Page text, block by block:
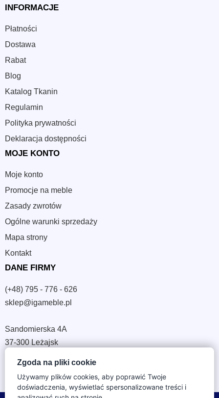
INFORMACJE
Płatności
Dostawa
Rabat
Blog
Katalog Tkanin
Regulamin
Polityka prywatności
Deklaracja dostępności
MOJE KONTO
Moje konto
Promocje na meble
Zasady zwrotów
Ogólne warunki sprzedaży
Mapa strony
Kontakt
DANE FIRMY
(+48) 795 - 776 - 626
sklep@igameble.pl
Sandomierska 4A
37-300 Leżajsk
REGON: 180933172
Zgoda na pliki cookie
Używamy plików cookies, aby poprawić Twoje
doświadczenia, wyświetlać spersonalizowane treści i